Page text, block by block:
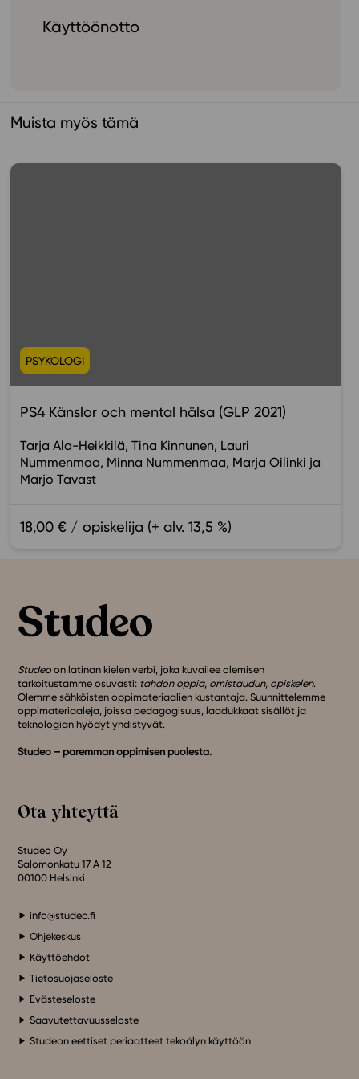
Käyttöönotto
Muista myös tämä
PSYKOLOGI
PS4 Känslor och mental hälsa (GLP 2021)
Tarja Ala-Heikkilä Tina Kinnunen Lauri
Nummenmaa Minna Nummenmaa Marja Oilinki
Marjo Tavast
18,00 € / opiskelija (+ alv. 13,5 %)
Studeo on latinan kielen verbi, joka kuvailee olemisen
tarkoitustamme osuvasti: tahdon oppia, omistaudun, opiskelen.
Olemme sähköisten oppimateriaalien kustantaja. Suunnittelemme
oppimateriaaleja, joissa pedagogisuus, laadukkaat sisällöt ja
teknologian hyödyt yhdistyvät.
Studeo – paremman oppimisen puolesta.
Ota yhteyttä
Studeo Oy
Salomonkatu 17 A 12
00100 Helsinki
info@studeo.fi
Ohjekeskus
Käyttöehdot
Tietosuojaseloste
Evästeseloste
Saavutettavuusseloste
Studeon eettiset periaatteet tekoälyn käyttöön